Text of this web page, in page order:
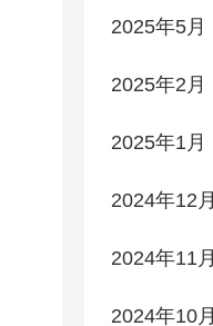
2025年5月
2025年2月
2025年1月
2024年12月
2024年11月
2024年10月